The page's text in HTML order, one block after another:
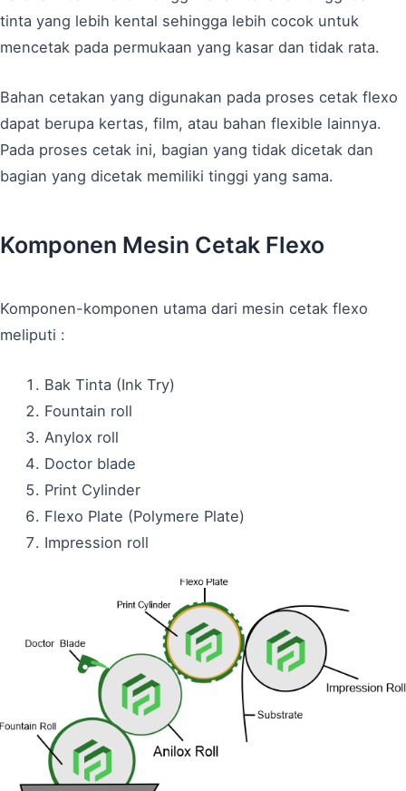
tinta yang lebih kental sehingga lebih cocok untuk
mencetak pada permukaan yang kasar dan tidak rata.
Bahan cetakan yang digunakan pada proses cetak flexo
dapat berupa kertas, film, atau bahan flexible lainnya.
Pada proses cetak ini, bagian yang tidak dicetak dan
bagian yang dicetak memiliki tinggi yang sama.
Komponen Mesin Cetak Flexo
Komponen-komponen utama dari mesin cetak flexo
meliputi :
Bak Tinta (Ink Try)
Fountain roll
Anylox roll
Doctor blade
Print Cylinder
Flexo Plate (Polymere Plate)
Impression roll